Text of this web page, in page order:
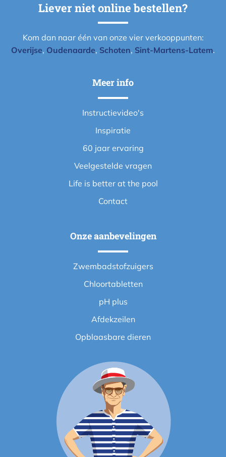
Liever niet online bestellen?
Kom dan naar één van onze vier verkooppunten:
Overijse, Oudenaarde, Schoten, Sint-Martens-Latem.
Meer info
Instructievideo's
Inspiratie
60 jaar ervaring
Veelgestelde vragen
Life is better at the pool
Contact
Onze aanbevelingen
Zwembadstofzuigers
Chloortabletten
pH plus
Afdekzeilen
Opblaasbare dieren